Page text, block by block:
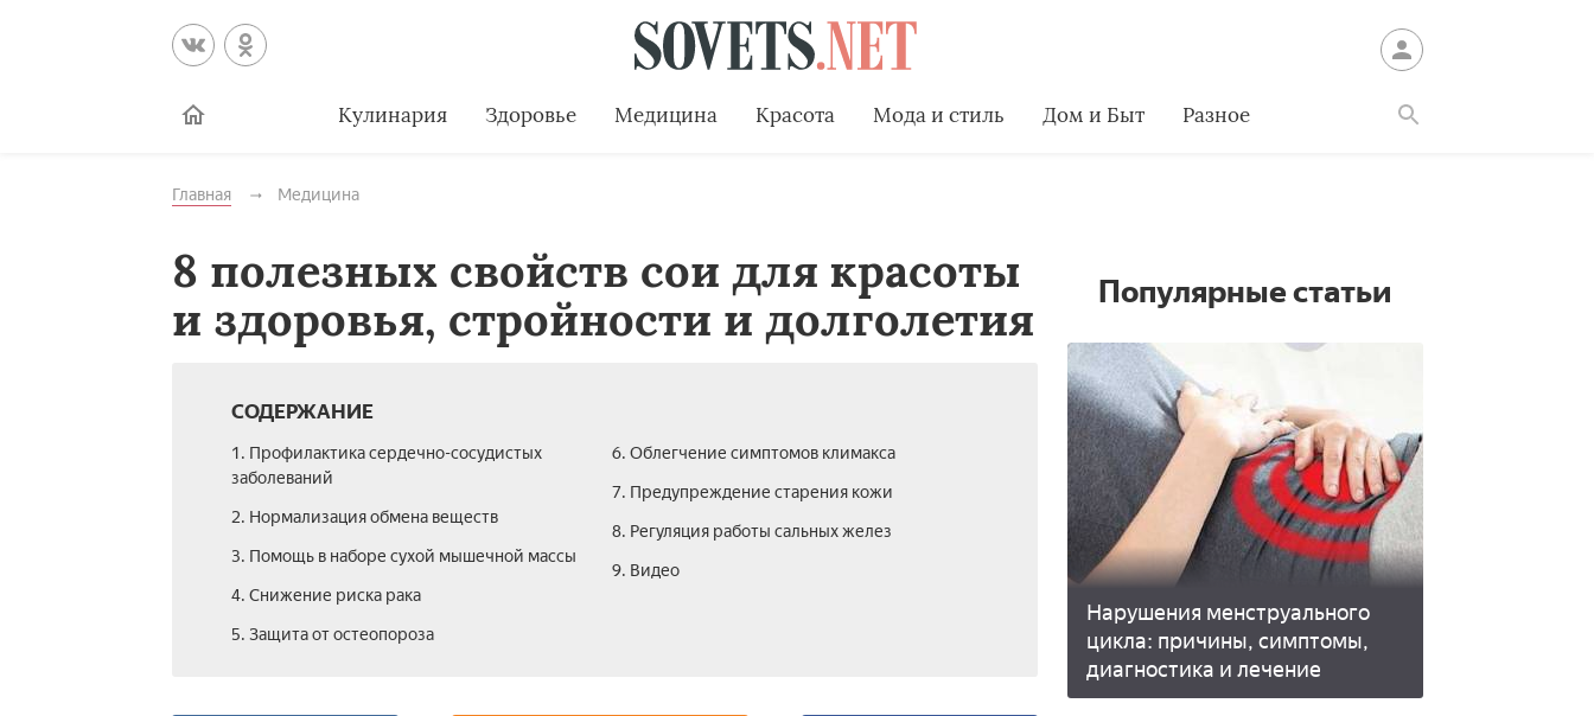
Кулинария Здоровье Медицина Красота Мода и стиль Дом и Быт Разное
Главная Медицина
8 полезных свойств сои для красоты
и здоровья, стройности и долголетия
СОДЕРЖАНИЕ
1. Профилактика сердечно-сосудистых
заболеваний
2. Нормализация обмена веществ
3. Помощь в наборе сухой мышечной массы
4. Снижение риска рака
5. Защита от остеопороза
6. Облегчение симптомов климакса
7. Предупреждение старения кожи
8. Регуляция работы сальных желез
9. Видео
Популярные статьи
Нарушения менструального
цикла: причины, симптомы,
диагностика и лечение